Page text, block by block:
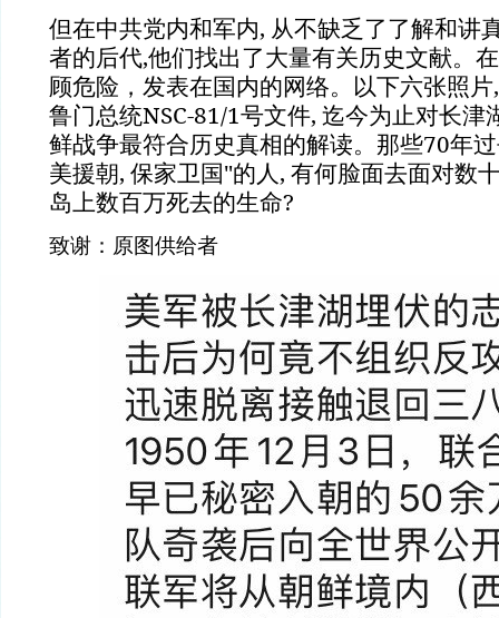
但在中共党内和军内, 从不缺乏了了解和讲
者的后代,他们找出了大量有关历史文献。
顾危险，发表在国内的网络。以下六张照
鲁门总统NSC-81/1号文件, 迄今为止对长津
鲜战争最符合历史真相的解读。那些70年
美援朝, 保家卫国"的人, 有何脸面去面对数
岛上数百万死去的生命?
致谢：原图供给者